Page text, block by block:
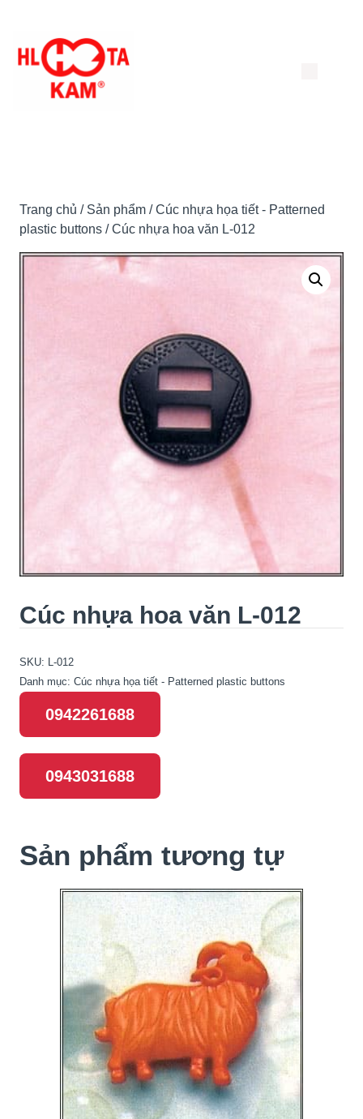
đến
Trang chủ / Sản phẩm /Cúc nhựa họa tiết - Patterned
plastic buttons / Cúc nhựa hoa văn L-012
Cúc nhựa hoa văn L-012
SKU: L-012
Danh mục: Cúc nhựa họa tiết - Patterned plastic buttons
0942261688
0943031688
Sản phẩm tương tự